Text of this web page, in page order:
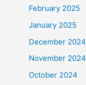
February 2025
January 2025
December 2024
November 2024
October 2024